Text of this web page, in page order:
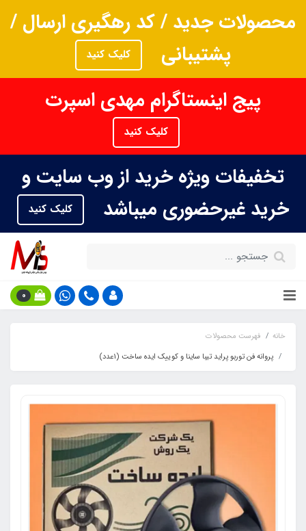
محصولات جدید / کد رهگیری ارسال /
پشتیبانی
کلیک کنید
پیج اینستاگرام مهدی اسپرت
کلیک کنید
تخفیفات ویژه خرید از وب سایت و
خرید غیرحضوری میباشد
کلیک کنید
0
خانه
فهرست محصولات
پروانه فن توربو پراید تیبا ساینا و کوییک ایده ساخت (1عدد)